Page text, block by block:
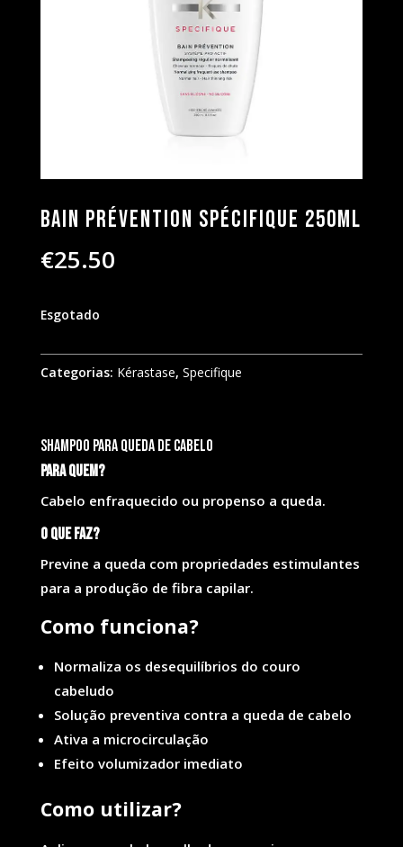
Bain Prévention Spécifique 250ml
€25.50
Esgotado
Categorias: Kérastase, Specifique
Shampoo para queda de cabelo
Para quem?
Cabelo enfraquecido ou propenso a queda.
O que faz?
Previne a queda com propriedades estimulantes
para a produção de fibra capilar.
Como funciona?
Normaliza os desequilíbrios do couro
cabeludo
Solução preventiva contra a queda de cabelo
Ativa a microcirculação
Efeito volumizador imediato
Como utilizar?